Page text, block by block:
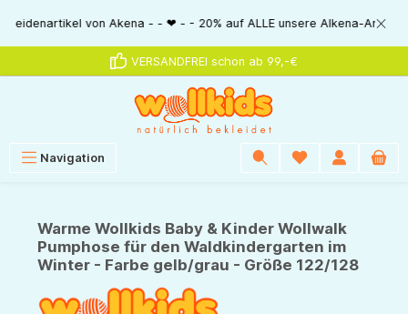
springen
von Akena - - ❤ - - 20% auf ALLE unsere Alkena-Artikel - -
VERSANDFREI schon ab 99,-€
Navigation
Warme Wollkids Baby & Kinder Wollwalk
Pumphose für den Waldkindergarten im
Winter - Farbe gelb/grau - Größe 122/128